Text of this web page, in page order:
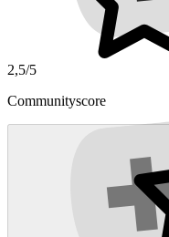
2,5/5
Communityscore